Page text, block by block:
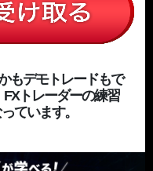
もデモトレードもで
トレーダーの練習
ています。